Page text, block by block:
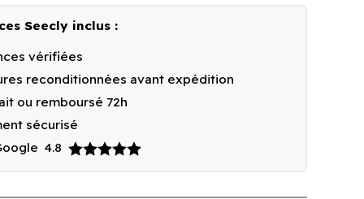
Seecly inclus :
vérifiées
reconditionnées avant expédition
ou remboursé 72h
sécurisé
4.8